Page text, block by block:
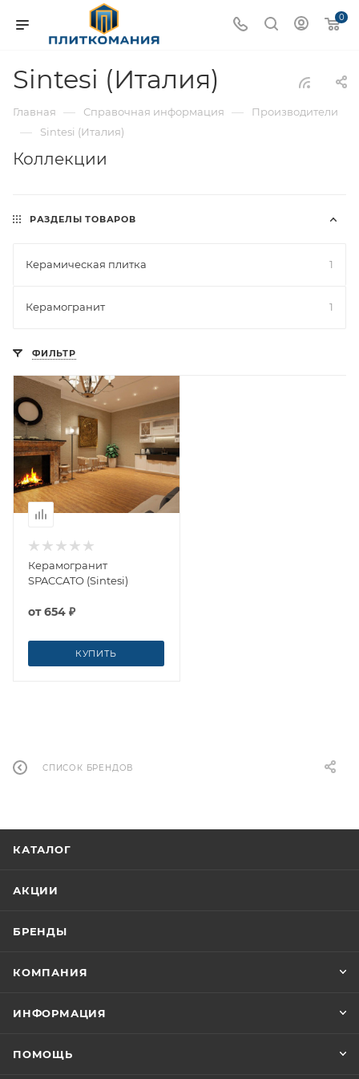
0
Sintesi (Италия)
Главная — Справочная информация — Производители
— Sintesi (Италия)
Коллекции
РАЗДЕЛЫ ТОВАРОВ
Керамическая плитка 1
Керамогранит 1
ФИЛЬТР
Керамогранит
SPACCATO (Sintesi)
от654 ₽
КУПИТЬ
СПИСОК БРЕНДОВ
КАТАЛОГ
АКЦИИ
БРЕНДЫ
КОМПАНИЯ
ИНФОРМАЦИЯ
ПОМОЩЬ